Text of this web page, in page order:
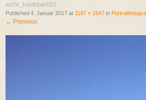
archi_havelpark01
Published 4. Januar 2017 at 1197 × 1547 in
← Previous